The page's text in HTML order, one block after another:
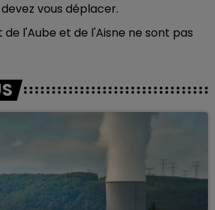
vous déplacer.
l'Aube et de l'Aisne ne sont pas